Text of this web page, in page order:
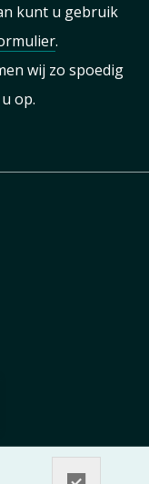
kunt u gebruik
.
wij zo spoedig
op.